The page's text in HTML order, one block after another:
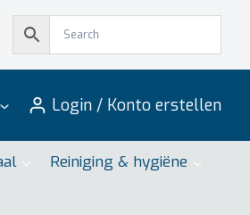
Login / Konto erstellen
Reiniging & hygiëne